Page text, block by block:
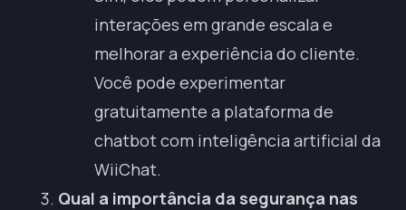
interações em grande escala e
melhorar a experiência do cliente.
Você pode experimentar
gratuitamente a plataforma de
chatbot com inteligência artificial da
WiiChat.
Qual a importância da segurança nas